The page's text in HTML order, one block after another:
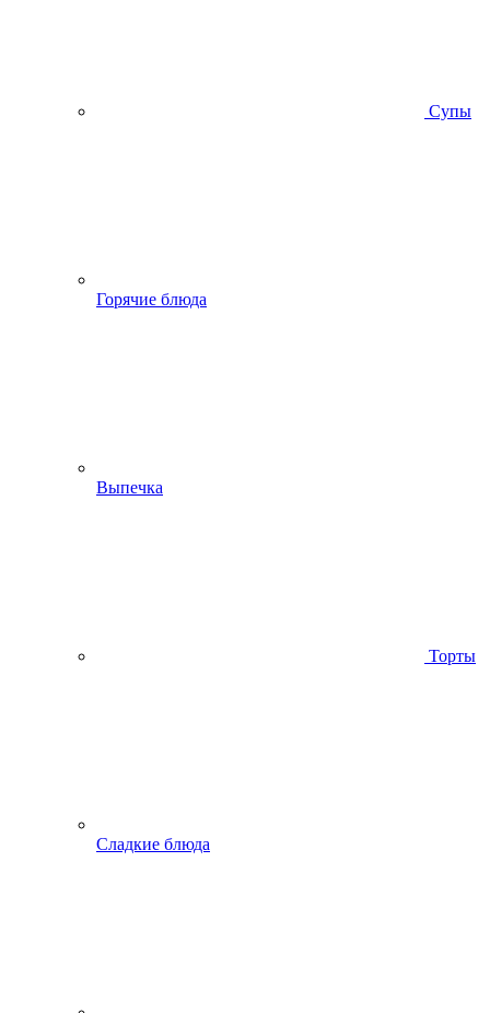
Супы
Горячие блюда
Выпечка
Торты
Сладкие блюда